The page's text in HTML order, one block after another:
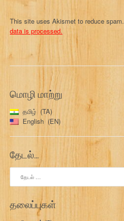
This site uses Akismet to reduce spam.
data is processed.
மொழி மாற்று
தமிழ்
TA
English
EN
தேடல்…
தேடு:
தலைப்புகள்